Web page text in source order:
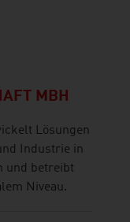
MBH
Lösungen
Industrie in
und betreibt
Niveau.